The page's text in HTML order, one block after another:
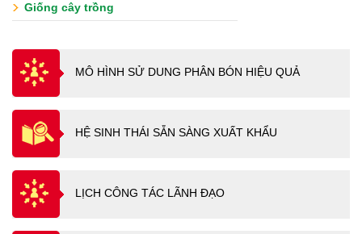
Giống cây trồng
MÔ HÌNH SỬ DUNG PHÂN BÓN HIỆU QUẢ
HỆ SINH THÁI SẴN SÀNG XUẤT KHẨU
LỊCH CÔNG TÁC LÃNH ĐẠO